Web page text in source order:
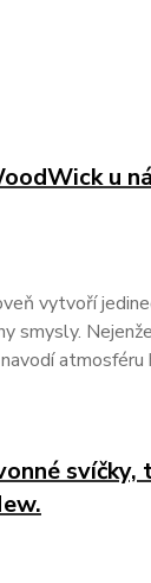
u
vytvoří
smysly.
atmosféru
svíčky,